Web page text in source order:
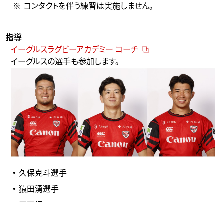
コンタクトを伴う練習は実施しません。
指導
イーグルスラグビーアカデミー コーチ
イーグルスの選手も参加します。
久保克斗選手
猿田湧選手